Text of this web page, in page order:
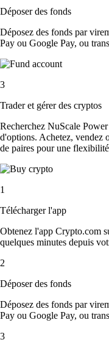
Déposer des fonds
Déposez des fonds par
Pay ou Google Pay, ou
3
Trader et gérer des cryptos
Recherchez NuScale
d'options. Achetez, vendez
de paires pour une
1
Télécharger l'app
Obtenez l'app Crypto.com
quelques minutes depuis
2
Déposer des fonds
Déposez des fonds par
Pay ou Google Pay, ou
3